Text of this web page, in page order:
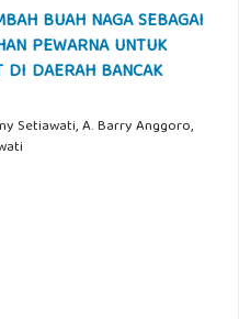
BUAH NAGA SEBAGAI
PEWARNA UNTUK
DI DAERAH BANCAK
Setiawati, A. Barry Anggoro,